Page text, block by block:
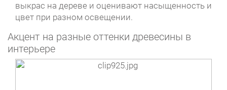
выкрас на дереве и оценивают насыщенность и
цвет при разном освещении.
Акцент на разные оттенки древесины в
интерьере